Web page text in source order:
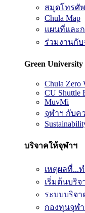
สมุดโทรศั
Chula Map
แผนที่และ
ร่วมงานกับ
Green University
Chula Zero
CU Shuttle
MuvMi
จุฬาฯ กับค
บริจาคให้จุฬาฯ
เหตุผลที่...
เริ่มต้นบริจ
ระบบบริจ
กองทุนจุฬ